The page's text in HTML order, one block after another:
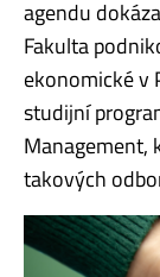
agendu
Fakulta
ekonomické v
studijní
Management,
takových